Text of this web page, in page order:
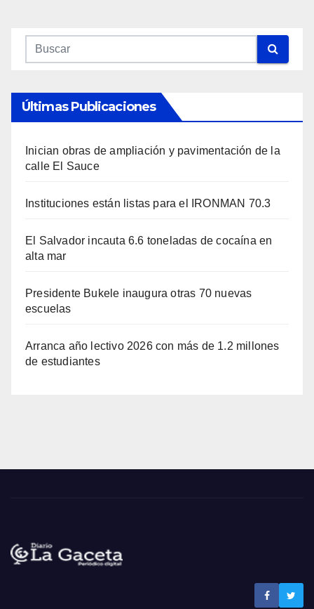
Últimas Publicaciones
Inician obras de ampliación y pavimentación de la
calle El Sauce
Instituciones están listas para el IRONMAN 70.3
El Salvador incauta 6.6 toneladas de cocaína en
alta mar
Presidente Bukele inaugura otras 70 nuevas
escuelas
Arranca año lectivo 2026 con más de 1.2 millones
de estudiantes